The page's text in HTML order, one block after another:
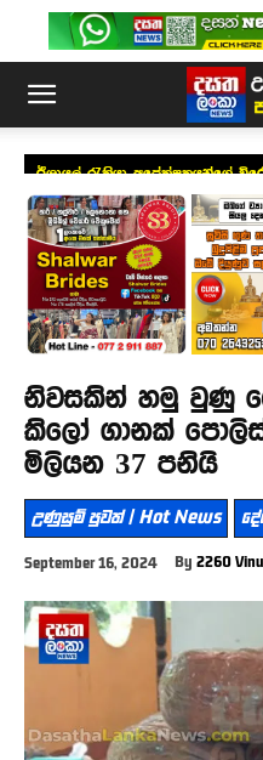
ඊශ්‍රායල් රැකියා අපේක්ෂකයන්ගේ
නිවසකින් හමු වුණු
කිලෝ ගානක්
මිලියන 37 පනියි
උණුසුම් පුවත් | Hot News
September 16, 2024 By 2260